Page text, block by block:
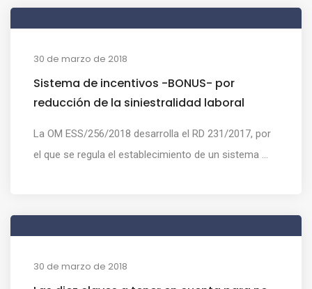
30 de marzo de 2018
Sistema de incentivos -BONUS- por
reducción de la siniestralidad laboral
La OM ESS/256/2018 desarrolla el RD 231/2017, por
el que se regula el establecimiento de un sistema ...
30 de marzo de 2018